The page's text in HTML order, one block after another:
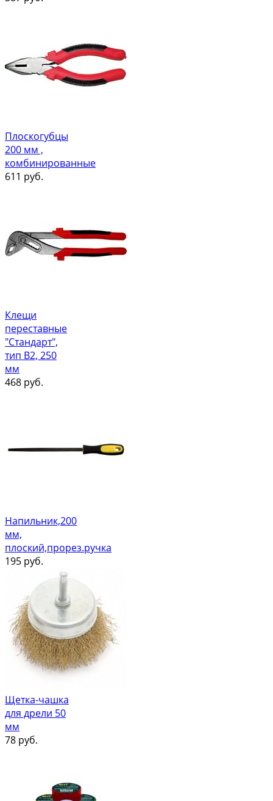
Плоскогубцы
200 мм ,
комбинированные
611 руб.
Клещи
переставные
"Стандарт",
тип В2, 250
мм
468 руб.
Напильник,200
мм,
плоский,прорез.ручка
195 руб.
Щетка-чашка
для дрели 50
мм
78 руб.